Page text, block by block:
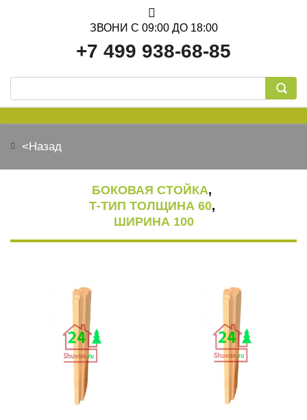
ЗВОНИ С 09:00 ДО 18:00
+7 499 938-68-85
<Назад
БОКОВАЯ СТОЙКА,
Т-ТИП ТОЛЩИНА 60,
ШИРИНА 100